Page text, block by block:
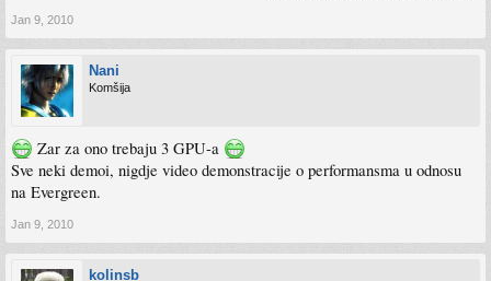
Jan 9, 2010
Nani
Komšija
Zar za ono trebaju 3 GPU-a
Sve neki demoi, nigdje video demonstracije o performansma u odnosu
na Evergreen.
Jan 9, 2010
kolinsb